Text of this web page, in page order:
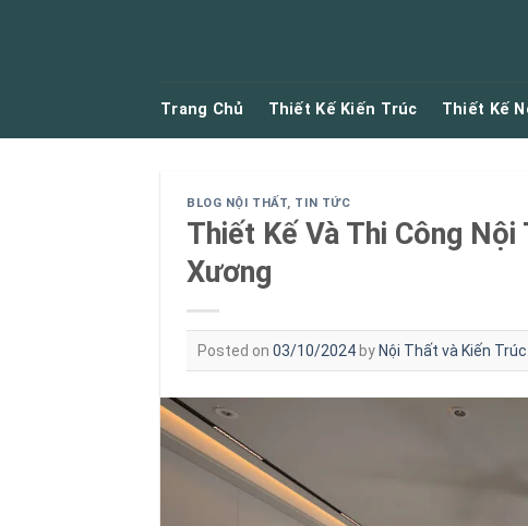
Trang Chủ Thiết Kế Kiến Trúc Thiết Kế
BLOG NỘI THẤT, TIN TỨC
Thiết Kế Và Thi Công
Xương
Posted on 03/10/2024byNội Thất và Kiến Trúc